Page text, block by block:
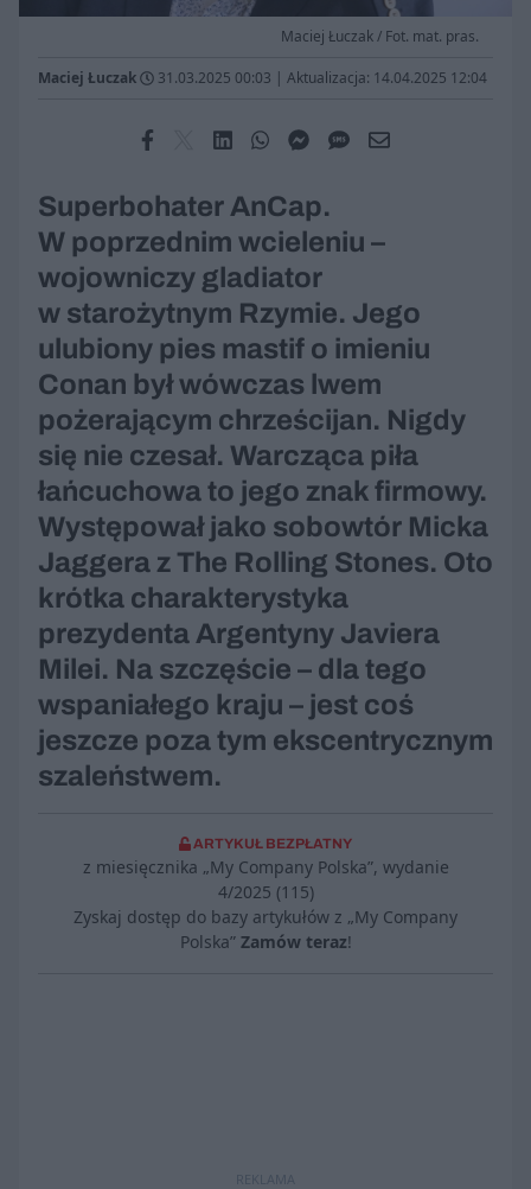
Maciej Łuczak / Fot. mat. pras.
Maciej Łuczak 31.03.2025 00:03 | Aktualizacja: 14.04.2025 12:04
Superbohater AnCap.
W poprzednim wcieleniu –
wojowniczy gladiator
w starożytnym Rzymie. Jego
ulubiony pies mastif o imieniu
Conan był wówczas lwem
pożerającym chrześcijan. Nigdy
się nie czesał. Warcząca piła
łańcuchowa to jego znak firmowy.
Występował jako sobowtór Micka
Jaggera z The Rolling Stones. Oto
krótka charakterystyka
prezydenta Argentyny Javiera
Milei. Na szczęście – dla tego
wspaniałego kraju – jest coś
jeszcze poza tym ekscentrycznym
szaleństwem.
ARTYKUŁ BEZPŁATNY
z miesięcznika „My Company Polska”, wydanie
4/2025 (115)
Zyskaj dostęp do bazy artykułów z „My Company
Polska” Zamów teraz!
REKLAMA